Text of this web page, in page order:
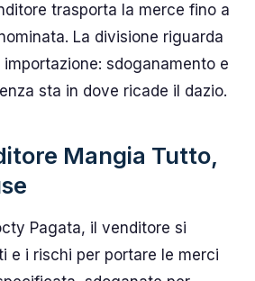
trasporta la merce fino a
La divisione riguarda
sdoganamento e
sta in dove ricade il dazio.
Mangia Tutto,
Pagata, il venditore si
e i rischi per portare le merci